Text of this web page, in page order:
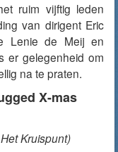
ruim vijftig leden
van dirigent Eric
Lenie de Meij en
er gelegenheid om
na te praten.
X-mas
Kruispunt)